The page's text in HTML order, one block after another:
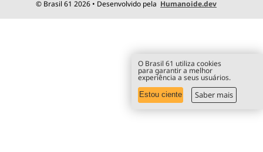
© Brasil 61 2026 • Desenvolvido pela Humanoide.dev
O Brasil 61 utiliza cookies
para garantir a melhor
experiência a seus usuários.
Estou ciente Saber mais